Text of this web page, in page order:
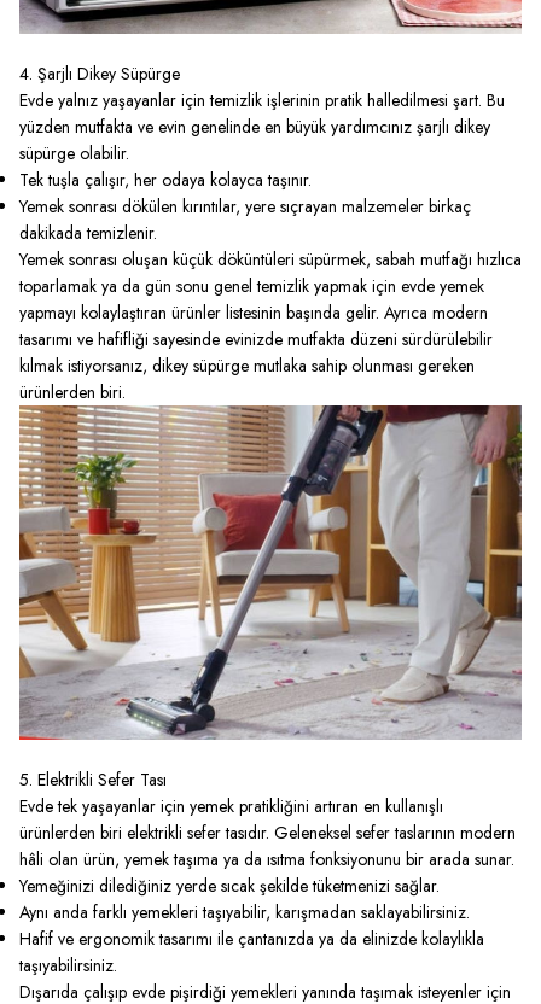
4. Şarjlı Dikey Süpürge
Evde yalnız yaşayanlar için temizlik işlerinin pratik halledilmesi şart. Bu
yüzden mutfakta ve evin genelinde en büyük yardımcınız şarjlı dikey
süpürge olabilir.
Tek tuşla çalışır, her odaya kolayca taşınır.
Yemek sonrası dökülen kırıntılar, yere sıçrayan malzemeler birkaç
dakikada temizlenir.
Yemek sonrası oluşan küçük döküntüleri süpürmek, sabah mutfağı hızlıca
toparlamak ya da gün sonu genel temizlik yapmak için evde yemek
yapmayı kolaylaştıran ürünler listesinin başında gelir. Ayrıca modern
tasarımı ve hafifliği sayesinde evinizde mutfakta düzeni sürdürülebilir
kılmak istiyorsanız, dikey süpürge mutlaka sahip olunması gereken
ürünlerden biri.
5. Elektrikli Sefer Tası
Evde tek yaşayanlar için yemek pratikliğini artıran en kullanışlı
ürünlerden biri elektrikli sefer tasıdır. Geleneksel sefer taslarının modern
hâli olan ürün, yemek taşıma ya da ısıtma fonksiyonunu bir arada sunar.
Yemeğinizi dilediğiniz yerde sıcak şekilde tüketmenizi sağlar.
Aynı anda farklı yemekleri taşıyabilir, karışmadan saklayabilirsiniz.
Hafif ve ergonomik tasarımı ile çantanızda ya da elinizde kolaylıkla
taşıyabilirsiniz.
Dışarıda çalışıp evde pişirdiği yemekleri yanında taşımak isteyenler için